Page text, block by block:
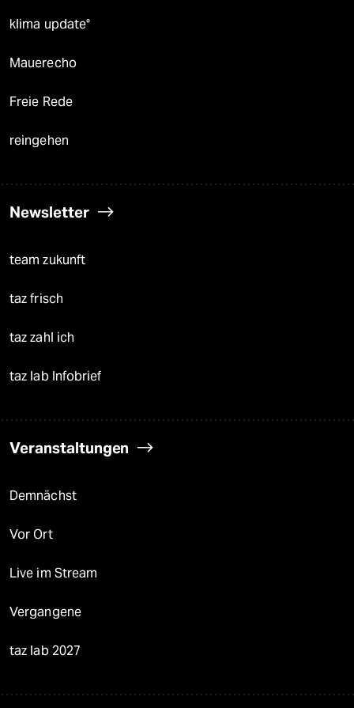
klima update°
Mauerecho
Freie Rede
reingehen
Newsletter
team zukunft
taz frisch
taz zahl ich
taz lab Infobrief
Veranstaltungen
Demnächst
Vor Ort
Live im Stream
Vergangene
taz lab 2027